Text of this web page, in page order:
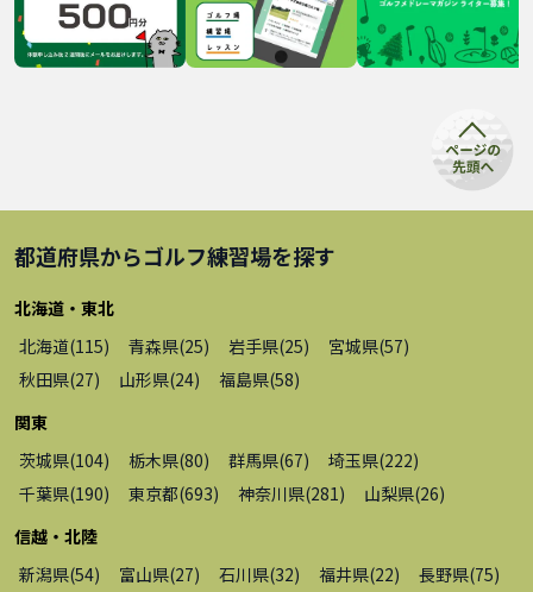
都道府県からゴルフ練習場を探す
北海道・東北
北海道(115) 青森県(25) 岩手県(25) 宮城県(57)
秋田県(27) 山形県(24) 福島県(58)
関東
茨城県(104) 栃木県(80) 群馬県(67) 埼玉県(222)
千葉県(190) 東京都(693) 神奈川県(281 ) 山梨県(26)
信越・北陸
新潟県(54) 富山県(27) 石川県(32) 福井県(22) 長野県(75)